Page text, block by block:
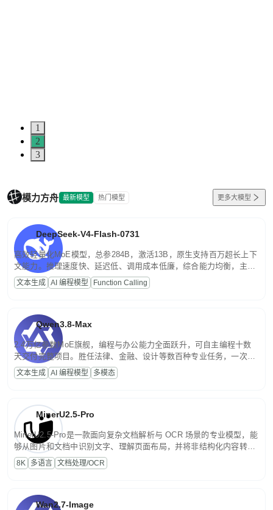
1
2
3
模力方舟 最新模型 热门模型 更多大模型
DeepSeek-V4-Flash-0731
高效轻量化MoE模型，总参284B，激活13B，原生支持百万超长上下
文能力。推理速度快、延迟低、调用成本低廉，综合能力均衡，主打
高并发、轻量化任务，适合日常对话、内容创作、基础 RAG、批量
文案处理等普惠刚需场景。
文本生成 AI 编程模型 Function Calling
Qwen3.8-Max
2.4万亿参数MoE旗舰，编程与办公能力全面跃升，可自主编程十数
天交付完整项目。胜任法律、金融、设计等数百种专业任务，一次对
话端到端交付生产级成果。原生视觉理解贯穿规划、执行与验证全流
程，支持超长文档与长视频的深度语义解析。长程任务中自主规划与
文本生成 AI 编程模型 多模态
MinerU2.5-Pro
MinerU2.5-Pro是一款面向复杂文档解析与 OCR 场景的专业模型，能
够从图片和文档中识别文字、理解页面布局，并将非结构化内容转换
为便于存储、检索和二次处理的结构化结果。
8K 多语言 文档处理/OCR
Wan2.7-Image